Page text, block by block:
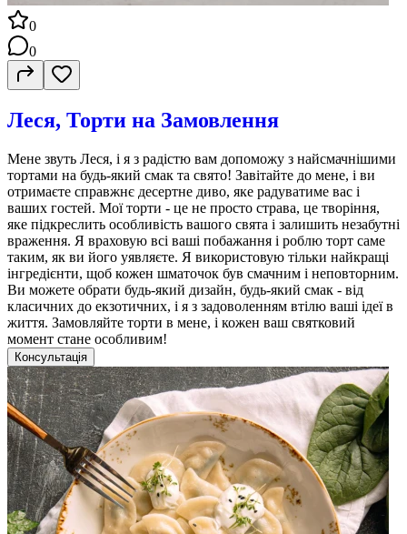
0
0
Леся, Торти на Замовлення
Мене звуть Леся, і я з радістю вам допоможу з найсмачнішими
тортами на будь-який смак та свято! Завітайте до мене, і ви
отримаєте справжнє десертне диво, яке радуватиме вас і
ваших гостей. Мої торти - це не просто страва, це творіння,
яке підкреслить особливість вашого свята і залишить незабутні
враження. Я враховую всі ваші побажання і роблю торт саме
таким, як ви його уявляєте. Я використовую тільки найкращі
інгредієнти, щоб кожен шматочок був смачним і неповторним.
Ви можете обрати будь-який дизайн, будь-який смак - від
класичних до екзотичних, і я з задоволенням втілю ваші ідеї в
життя. Замовляйте торти в мене, і кожен ваш святковий
момент стане особливим!
Консультація